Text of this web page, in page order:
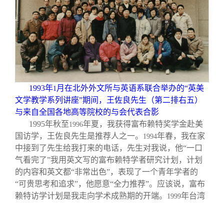
1993年1 月在北外外文所与英语系联合举办的“英美
文学教学系列讲座”期间，王佐良先生（第二排右五）
与来自全国各地高等院校的与会代表合影
1995年秋至1996年夏，我获得富布赖特奖学金赴美
国访学，王佐良先生是推荐人之一。
1994年春，我在家
中接到了先生给我打来的电话，先生对我说，他“一口
气看完了”我用英文写的富布赖特学者研究计划，计划
的内容和英文都“非常出色”，表现了一个青年学者的
“可贵思考和追求”，他愿意“全力推荐”。应该说，富布
赖特访学计划是我走向学术成熟期的开端。
1999年台湾